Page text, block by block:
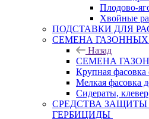
Плодово-
Хвойные
ПОДСТАВКИ ДЛЯ
СЕМЕНА ГАЗОННЫХ
Назад
СЕМЕНА
Крупная фасовка
Мелкая фасовка
Сидераты, клевер
СРЕДСТВА ЗАЩИТЫ
ГЕРБИЦИДЫ